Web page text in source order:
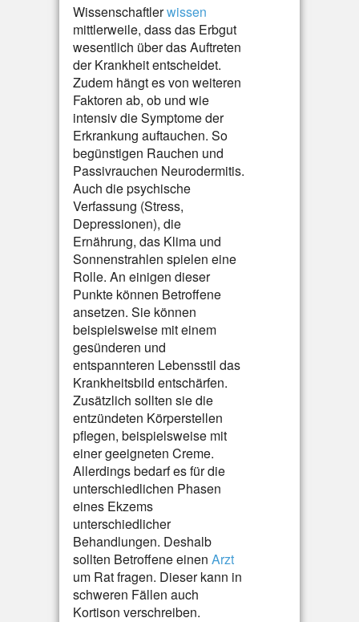
Wissenschaftlerwissen
mittlerweile, dass das Erbgut
wesentlich über das Auftreten
der Krankheit entscheidet.
Zudem hängt es von weiteren
Faktoren ab, ob und wie
intensiv die Symptome der
Erkrankung auftauchen. So
begünstigen Rauchen und
Passivrauchen Neurodermitis.
Auch die psychische
Verfassung (Stress,
Depressionen), die
Ernährung, das Klima und
Sonnenstrahlen spielen eine
Rolle. An einigen dieser
Punkte können Betroffene
ansetzen. Sie können
beispielsweise mit einem
gesünderen und
entspannteren Lebensstil das
Krankheitsbild entschärfen.
Zusätzlich sollten sie die
entzündeten Körperstellen
pflegen, beispielsweise mit
einer geeigneten Creme.
Allerdings bedarf es für die
unterschiedlichen Phasen
eines Ekzems
unterschiedlicher
Behandlungen. Deshalb
sollten Betroffene einen Arzt
um Rat fragen. Dieser kann in
schweren Fällen auch
Kortison verschreiben.